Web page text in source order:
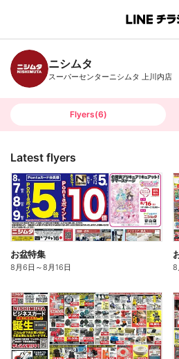
B
n
c
h
T
ニシムタ
スーパーセンターニシムタ 上川内店
Flyers(6)
Latest flyers
お盆特集
8月6日 ～8月16日 8